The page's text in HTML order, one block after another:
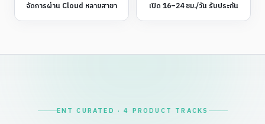
จัดการผ่าน Cloud หลายสาขา เปิด 16–24 ชม./วัน รับประกัน
ENT CURATED · 4 PRODUCT TRACKS